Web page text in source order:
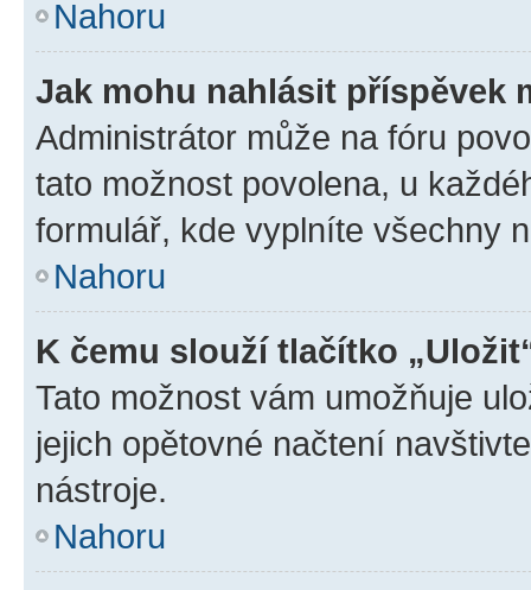
Nahoru
Jak mohu nahlásit příspěvek
Administrátor může na fóru
tato možnost povolena, u
formulář, kde vyplníte všechny
Nahoru
K čemu slouží tlačítko
Tato možnost vám umožňuje
jejich opětovné načtení
nástroje.
Nahoru